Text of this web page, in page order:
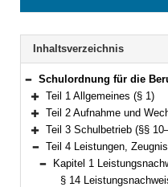
BAYERN.RECHT
letzten
Suche
Navigation
Inhaltsverzeichnis
Bereich reduzieren
Schulordnung für die Berufliche Oberschule – Fachoberschulen und Berufsoberschulen
Bereich erweitern
Teil 1 Allgemeines (§ 1)
Bereich erweitern
Teil 2 Aufnahme und
Bereich erweitern
Teil 3 Schulbetrieb (§§
Bereich reduzieren
Teil 4 Leistungen,
Bereich reduzieren
Kapitel 1
§ 14